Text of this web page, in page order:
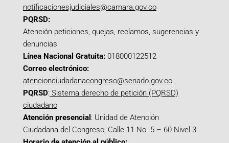
notificacionesjudiciales@camara.gov.co
PQRSD:
Atención peticiones, quejas, reclamos, sugerencias y
denuncias
Línea Nacional Gratuita: 018000122512
Correo electrónico:
atencionciudadanacongreso@senado.gov.co
PQRSD: Sistema derecho de petición (PQRSD)
ciudadano
Atención presencial : Unidad de Atención
Ciudadana del Congreso, Calle 11 No. 5 – 60 Nivel 3